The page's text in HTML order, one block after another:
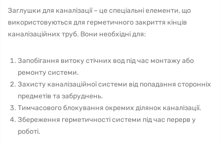
Заглушки для каналізації – це спеціальні елементи, що
використовуються для герметичного закриття кінців
каналізаційних труб. Вони необхідні для:
Запобігання витоку стічних вод під час монтажу або
ремонту системи.
Захисту каналізаційної системи від попадання сторонніх
предметів та забруднень.
Тимчасового блокування окремих ділянок каналізації.
Збереження герметичності системи під час перерв у
роботі.